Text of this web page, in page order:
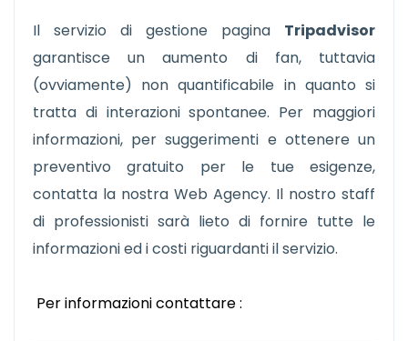
Il servizio di gestione pagina Tripadvisor
garantisce un aumento di fan, tuttavia
(ovviamente) non quantificabile in quanto si
tratta di interazioni spontanee. Per maggiori
informazioni, per suggerimenti e ottenere un
preventivo gratuito per le tue esigenze,
contatta la nostra Web Agency. Il nostro staff
di professionisti sarà lieto di fornire tutte le
informazioni ed i costi riguardanti il servizio.
Per informazioni contattare :